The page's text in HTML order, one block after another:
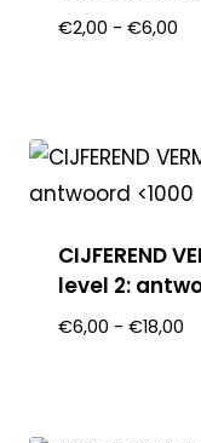
€2,00 - €6,00
CIJFEREND
level 2:
€6,00 - €18,00